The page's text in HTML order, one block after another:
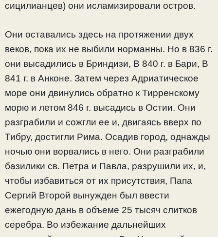
сицилианцев) они исламизировали остров.
Они оставались здесь на протяжении двух
веков, пока их не выбили норманны. Но в 836 г.
они высадились в Бриндизи, В 840 г. в Бари, В
841 г. в Анконе. Затем через Адриатическое
море они двинулись обратно к Тирренскому
морю и летом 846 г. высадись в Остии. Они
разграбили и сожгли ее и, двигаясь вверх по
Тибру, достигли Рима. Осадив город, однажды
ночью они ворвались в него. Они разграбили
базилики св. Петра и Павла, разрушили их, и,
чтобы избавиться от их присутствия, Папа
Сергий Второй вынужден был ввести
ежегодную дань в объеме 25 тысяч слитков
серебра. Во избежание дальнейших